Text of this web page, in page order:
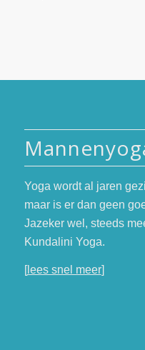
Yoga wordt al jaren
maar is er dan geen
Jazeker wel, steeds
Kundalini Yoga.
[lees snel meer]